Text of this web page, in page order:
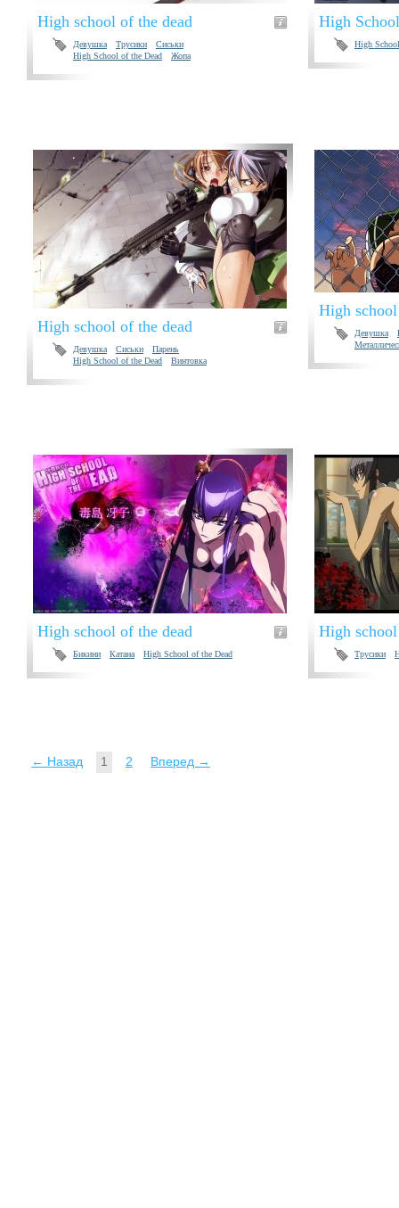
High school of the dead
Девушка Трусики
Сиськи
High School of the Dead
Жопа
High
High
High school of the dead
Девушка Сиськи
Парень
High School of the Dead
Винтовка
High
Девушка
High school of the dead
Бикини Катана High School of the Dead
High
Трусики
← Назад 1 2 Вперед →